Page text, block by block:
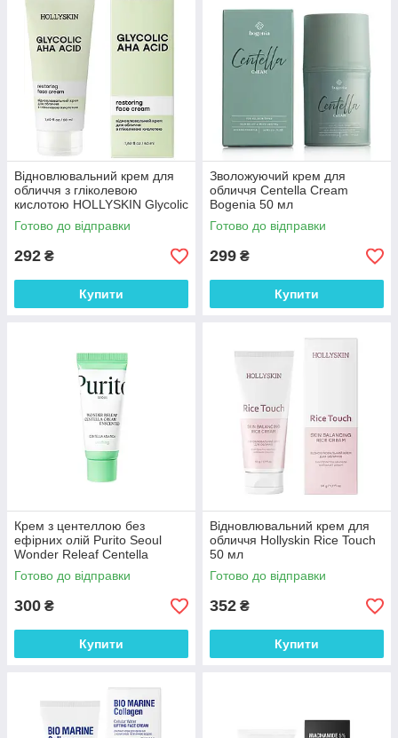
Відновлювальний крем для
обличчя з гліколевою
кислотою HOLLYSKIN Glycolic
AHA Acid Face Cream 50 мл
Готово до відправки
292 ₴
Купити
Зволожуючий крем для
обличчя Centella Cream
Bogenia 50 мл
Готово до відправки
299 ₴
Купити
Крем з центеллою без
ефірних олій Purito Seoul
Wonder Releaf Centella
Cream Unscented 15 мл
Готово до відправки
300 ₴
Купити
Відновлювальний крем для
обличчя Hollyskin Rice Touch
50 мл
Готово до відправки
352 ₴
Купити